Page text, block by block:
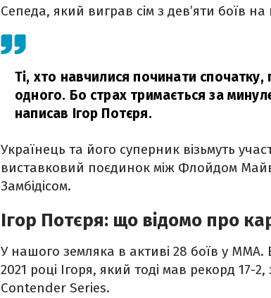
Сепеда, який виграв сім з дев’яти боїв на
Ті, хто навчилися починати
одного. Бо страх тримається за
написав Ігор Потєря.
Українець та його суперник візьмуть
виставковий поєдинок між Флойдом
Замбідісом.
Ігор Потєря: що відомо про
У нашого земляка в активі 28 боїв у ММА.
2021 році Ігоря, який тоді мав рекорд 17-
Contender Series.